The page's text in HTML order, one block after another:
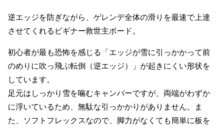
逆エッジを防ぎながら、ゲレンデ全体の滑りを最速で上達
させてくれるビギナー救世主ボード。
初心者が最も恐怖を感じる「エッジが雪に引っかかって前
のめりに吹っ飛ぶ転倒（逆エッジ）」が起きにくい形状を
しています。
足元はしっかり雪を噛むキャンバーですが、両端がわずか
に浮いているため、無駄な引っかかりがありません。ま
た、ソフトフレックスなので、脚力がなくても簡単に板を